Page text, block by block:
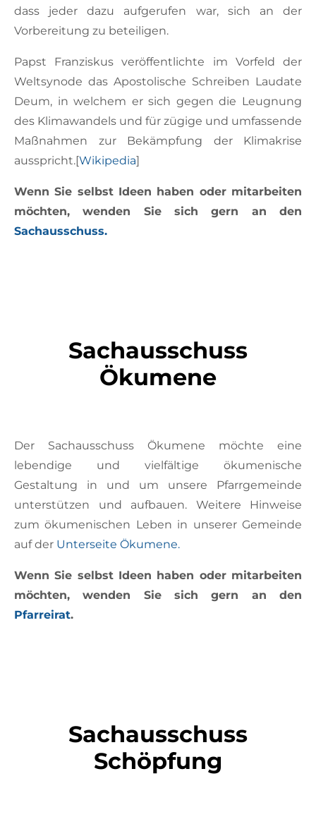
dass jeder dazu aufgerufen war, sich an der
Vorbereitung zu beteiligen.
Papst Franziskus veröffentlichte im Vorfeld der
Weltsynode das Apostolische Schreiben Laudate
Deum, in welchem er sich gegen die Leugnung
des Klimawandels und für zügige und umfassende
Maßnahmen zur Bekämpfung der Klimakrise
ausspricht.[Wikipedia]
Wenn Sie selbst Ideen haben oder mitarbeiten
möchten, wenden Sie sich gern an den
Sachausschuss.
Sachausschuss
Ökumene
Der Sachausschuss Ökumene möchte eine
lebendige und vielfältige ökumenische
Gestaltung in und um unsere Pfarrgemeinde
unterstützen und aufbauen. Weitere Hinweise
zum ökumenischen Leben in unserer Gemeinde
auf der Unterseite Ökumene.
Wenn Sie selbst Ideen haben oder mitarbeiten
möchten, wenden Sie sich gern an den
Pfarreirat.
Sachausschuss
Schöpfung